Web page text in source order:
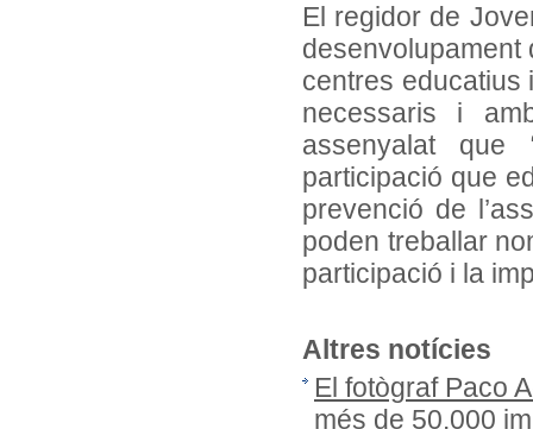
El regidor de
desenvolupament
centres educatius
necessaris i
assenyalat que
participació que
prevenció de
poden treballar
participació i la
Altres notícies
El fotògraf Paco
més de 50.000